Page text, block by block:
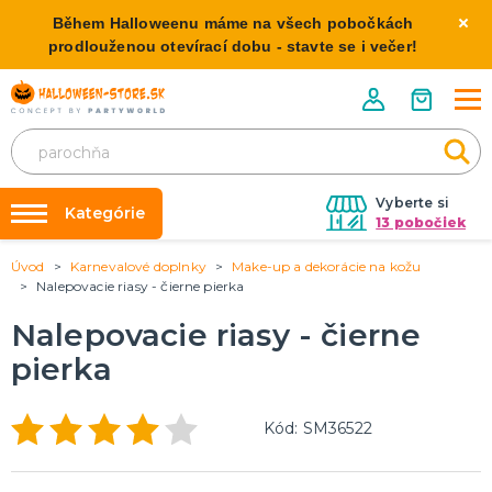
Během Halloweenu máme na všech pobočkách
prodlouženou otevírací dobu - stavte se i večer!
Vyberte si
13 pobočiek
Požičovňa kostýmov
Nafukovanie balónikov
Rozvoz
O nás
Kontakt
Kategórie
HALLOWEENSKE KOSTÝMY
Pánske Halloween kostýmy
Detské Halloween kostýmy
HALLOWEENSKE DEKORÁCIE
Závesné dekorácie
Úvod Karnevalové doplnky
Make-up a dekorácie na kožu
Nalepovacie riasy - čierne pierka
Nalepovacie riasy - čierne
pierka
Kód: SM36522